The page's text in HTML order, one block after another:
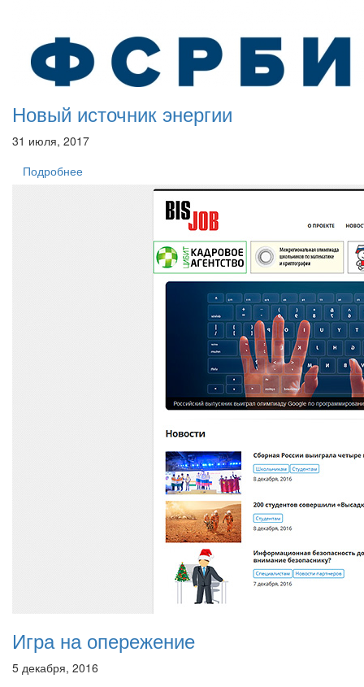
Новый источник энергии
31 июля, 2017
Подробнее
Игра на опережение
5 декабря, 2016